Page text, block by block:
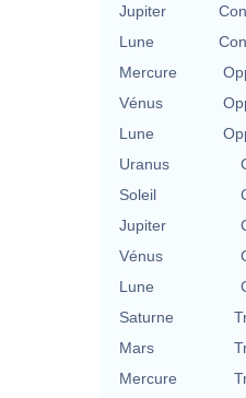
Jupiter
Lune
Mercure
Vénus
Lune
Uranus
Soleil
Jupiter
Vénus
Lune
Saturne
Mars
Mercure